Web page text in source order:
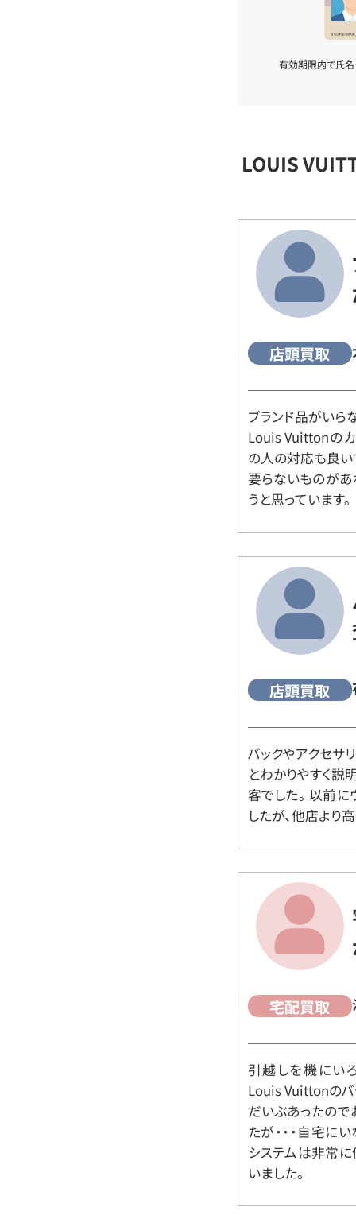
有効期限内で氏名
LOUIS
店頭買取
ブランド品がいら
Louis Vuittonの
の人の対応も良い
要らないものがあ
うと思っています。
店頭買取
バックやアクセサ
とわかりやすく説
客でした。 以前
したが、他店より
宅配買取
引越しを機にい
Louis Vuittonのバ
だいぶあったので
たが・・・自宅に
システムは非常に
いました。